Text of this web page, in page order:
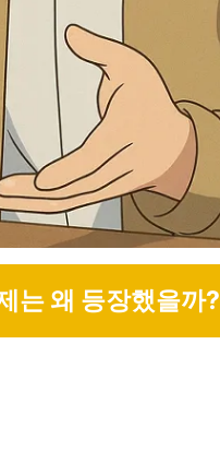
는 왜 등장했을까?